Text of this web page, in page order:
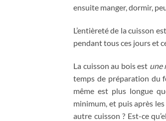
ensuite manger, dormir,
L’entièreté de la cuisson
pendant tous ces jours et
La cuisson au bois est une
temps de préparation du
même est plus longue
minimum, et puis après
autre cuisson ? Est-ce